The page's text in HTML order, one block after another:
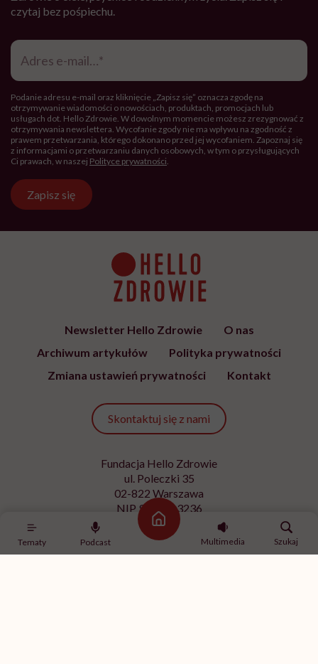
Tematy Podcast
Strona główna
Multimedia
Szukaj
czytaj bez pośpiechu.
Adres
mail*
Podanie adresu e-mail oraz kliknięcie „Zapisz się” oznacza zgodę na
otrzymywanie wiadomości o nowościach, produktach, promocjach lub
usługach dot. Hello Zdrowie. W dowolnym momencie możesz zrezygnować z
otrzymywania newslettera. Wycofanie zgody nie ma wpływu na zgodność z
prawem przetwarzania, którego dokonano przed jej wycofaniem. Zapoznaj się
z informacjami o przetwarzaniu danych osobowych, w tym o przysługujących
Ci prawach, w naszej Polityce prywatności.
Zapisz się
Newsletter Hello Zdrowie
O nas
Archiwum artykułów
Polityka prywatności
Zmiana ustawień prywatności
Kontakt
Skontaktuj się z nami
Fundacja Hello Zdrowie
ul. Poleczki 35
02-822 Warszawa
NIP 9512613236
Kontakt z redakcją
redakcja@hellozdrowie.pl